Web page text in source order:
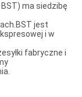
ma siedzibę
jest
i w
fabryczne i